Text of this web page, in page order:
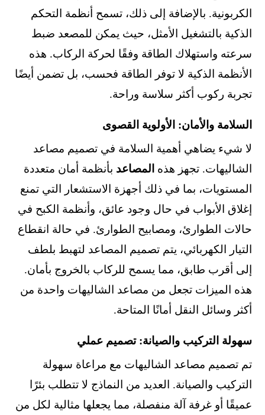
الكربونية. بالإضافة إلى ذلك، تسمح أنظمة التحكم
الذكية بالتشغيل الأمثل، حيث يمكن للمصعد ضبط
سرعته واستهلاك الطاقة وفقًا لحركة الركاب. هذه
الأنظمة الذكية لا توفر الطاقة فحسب، بل تضمن أيضًا
تجربة ركوب أكثر سلاسة وراحة.
السلامة والأمان: الأولوية القصوى
لا شيء يضاهي أهمية السلامة في تصميم مصاعد
الشاليهات. تجهز هذه المصاعد بأنظمة أمان متعددة
المستويات، بما في ذلك أجهزة الاستشعار التي تمنع
إغلاق الأبواب في حال وجود عائق، وأنظمة الكبح في
حالات الطوارئ، ومصابيح الطوارئ. في حالة انقطاع
التيار الكهربائي، يتم تصميم المصاعد لتهبط بلطف
إلى أقرب طابق، مما يسمح للركاب بالخروج بأمان.
هذه الميزات تجعل من مصاعد الشاليهات واحدة من
أكثر وسائل النقل أمانًا المتاحة.
سهولة التركيب والصيانة: تصميم عملي
تم تصميم مصاعد الشاليهات مع مراعاة سهولة
التركيب والصيانة. العديد من النماذج لا تتطلب بئرًا
عميقًا أو غرفة آلة منفصلة، مما يجعلها مثالية لكل من